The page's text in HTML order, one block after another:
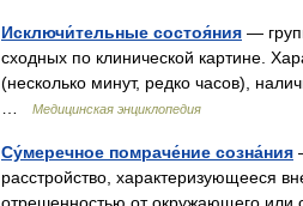
Исключи́тельные состоя́ния —
сходных по клинической картине.
(несколько минут, редко часов),
Медицинская энциклопедия
Су́меречное помраче́ние созна́ния
расстройство, характеризующееся